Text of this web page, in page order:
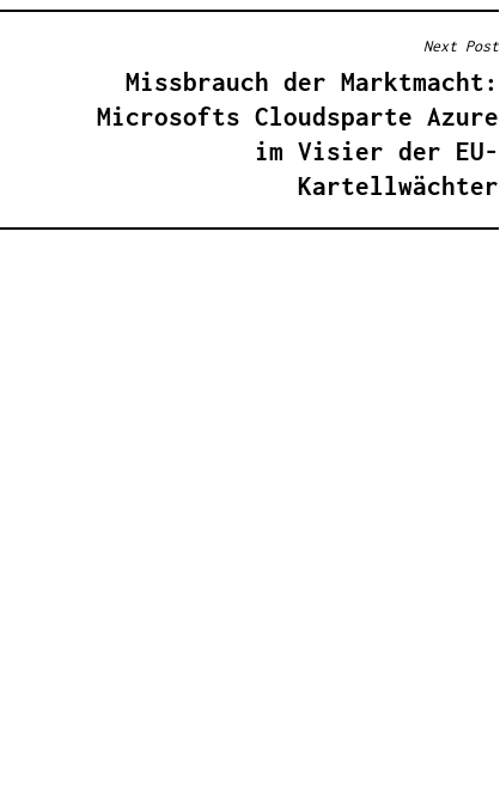
Next Post
Missbrauch der Marktmacht:
Microsofts Cloudsparte Azure
im Visier der EU-
Kartellwächter